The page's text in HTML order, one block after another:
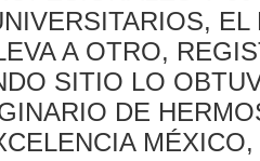
A OTRO,
SITIO LO
DE